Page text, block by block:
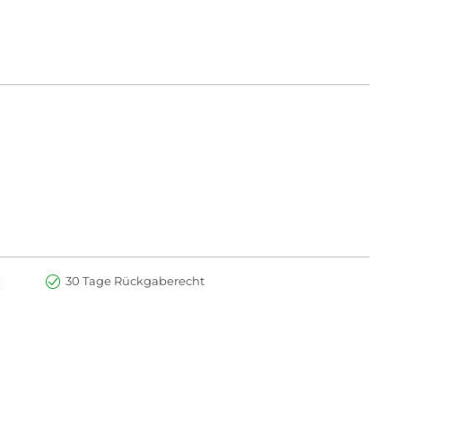
30 Tage Rückgaberecht